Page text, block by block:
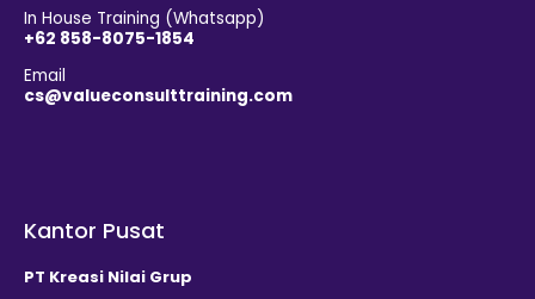
In House Training (Whatsapp)
+62 858-8075-1854
Email
cs@valueconsulttraining.com
Kantor Pusat
PT Kreasi Nilai Grup